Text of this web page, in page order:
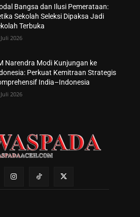
Bangsa dan Ilusi Pemerataan:
Sekolah Seleksi Dipaksa Jadi
Terbuka
2026
Narendra Modi Kunjungan ke
Perkuat Kemitraan Strategis
India–Indonesia
2026